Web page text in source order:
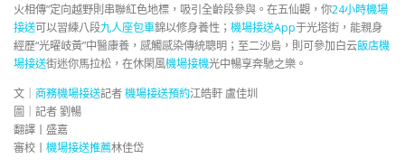
火相傳”定向越野則串聯紅色地標，吸引全齡段參與。在五仙觀，你24小時機場
接送可以習練八段九人座包車錦以修身養性； 機場接送App于光塔街，能親身
經歷“光曜岐黃”中醫康養，感觸感染傳統聰明；至二沙島，則可參加白云飯店機
場接送街迷你馬拉松，在休閑風機場接機光中暢享奔馳之樂。
文｜ 商務機場接送記者機場接送預約江皓軒 盧佳圳
圖｜記者 劉暢
翻譯丨盛嘉
審校丨 機場接送推薦林佳岱